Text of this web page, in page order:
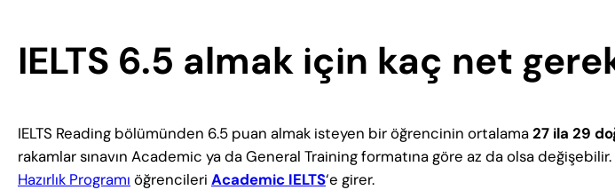
IELTS 6.5 almak için kaç net
IELTS Reading bölümünden 6.5 puan almak isteyen bir öğrencinin ortalama27 ila 29
rakamlar sınavın Academic ya da General Training formatına göre az da olsa değişebilir.
Hazırlık Programı öğrencileri Academic IELTS‘e girer.